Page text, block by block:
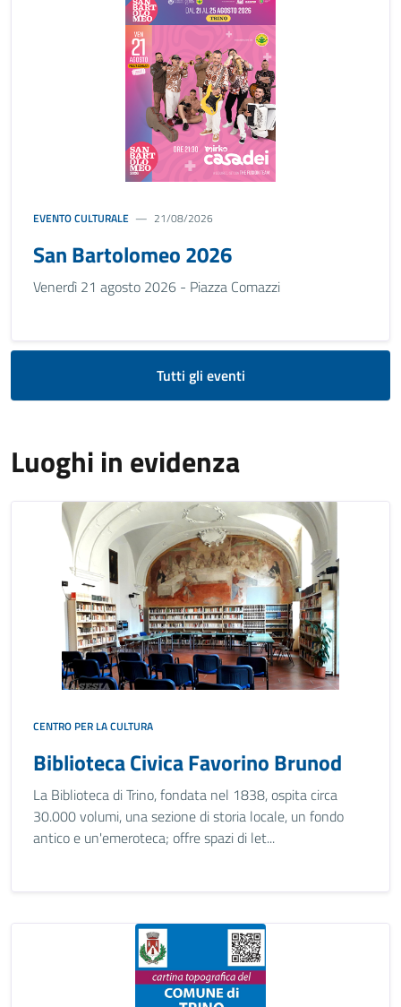
EVENTO CULTURALE 21/08/2026
San Bartolomeo 2026
Venerdì 21 agosto 2026 - Piazza Comazzi
Tutti gli eventi
Luoghi in evidenza
CENTRO PER LA CULTURA
Biblioteca Civica Favorino Brunod
La Biblioteca di Trino, fondata nel 1838, ospita circa
30.000 volumi, una sezione di storia locale, un fondo
antico e un'emeroteca; offre spazi di let...